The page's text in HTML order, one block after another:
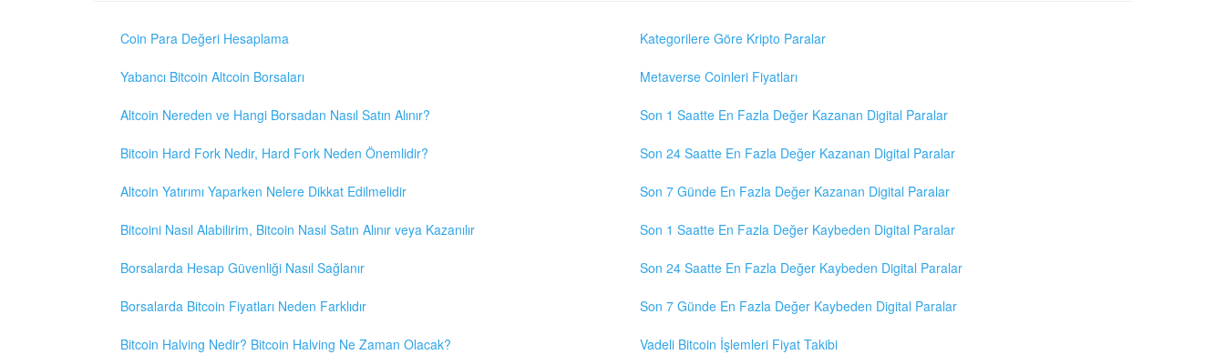
Coin Para Değeri Hesaplama
Yabancı Bitcoin Altcoin Borsaları
Altcoin Nereden ve Hangi Borsadan Nasıl Satın Alınır?
Bitcoin Hard Fork Nedir, Hard Fork Neden Önemlidir?
Altcoin Yatırımı Yaparken Nelere Dikkat Edilmelidir
Bitcoini Nasıl Alabilirim, Bitcoin Nasıl Satın Alınır veya Kazanılır
Borsalarda Hesap Güvenliği Nasıl Sağlanır
Borsalarda Bitcoin Fiyatları Neden Farklıdır
Bitcoin Halving Nedir? Bitcoin Halving Ne Zaman Olacak?
Kategorilere Göre Kripto Paralar
Metaverse Coinleri Fiyatları
Son 1 Saatte En Fazla Değer Kazanan Digital Paralar
Son 24 Saatte En Fazla Değer Kazanan Digital Paralar
Son 7 Günde En Fazla Değer Kazanan Digital Paralar
Son 1 Saatte En Fazla Değer Kaybeden Digital Paralar
Son 24 Saatte En Fazla Değer Kaybeden Digital Paralar
Son 7 Günde En Fazla Değer Kaybeden Digital Paralar
Vadeli Bitcoin İşlemleri Fiyat Takibi